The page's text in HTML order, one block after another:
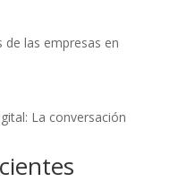
de las empresas en
La conversación